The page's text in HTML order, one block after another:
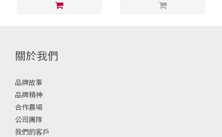
關於我們
品牌故事
品牌精神
合作農場
公司團隊
我們的客戶